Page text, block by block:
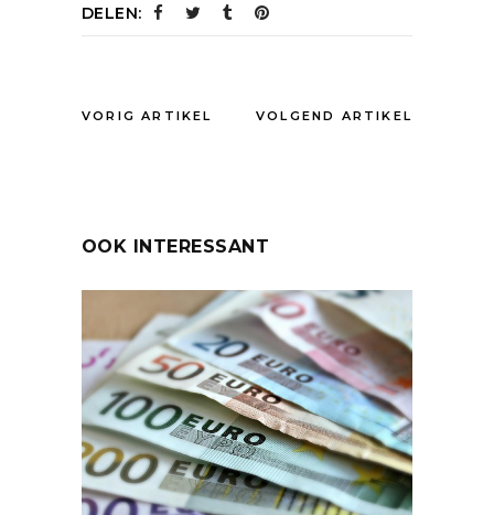
DELEN:
VORIG ARTIKEL VOLGEND ARTIKEL
OOK INTERESSANT